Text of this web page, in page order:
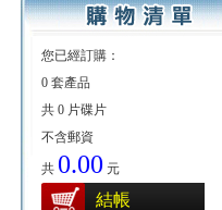
您已經訂購：
0 套產品
共 0 片碟片
不含郵資
共 0.00 元
結帳